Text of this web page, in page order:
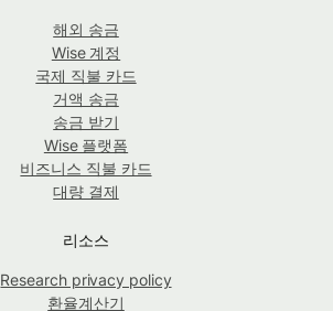
해외 송금
Wise 계정
국제 직불 카드
거액 송금
송금 받기
Wise 플랫폼
비즈니스 직불 카드
대량 결제
리소스
Research privacy policy
환율계산기